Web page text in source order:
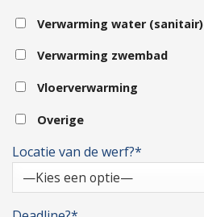
Verwarming water (sanitair)
Verwarming zwembad
Vloerverwarming
Overige
Locatie van de werf?*